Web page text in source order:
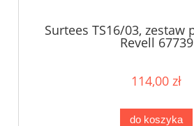
Surtees TS16/03, zestaw
Revell 67739
114,00 zł
do koszyka